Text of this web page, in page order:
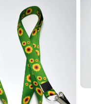
magnéticas ou até
e soluções
como meia-